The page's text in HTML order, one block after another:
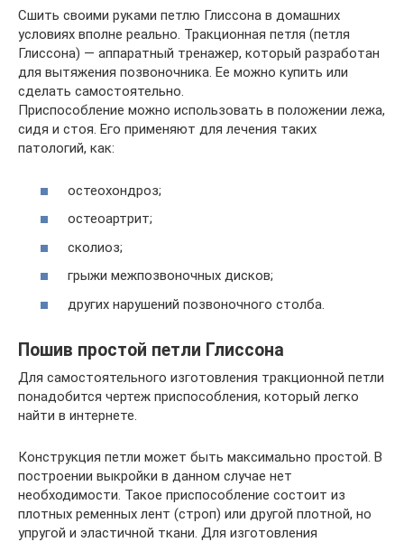
Сшить своими руками петлю Глиссона в домашних
условиях вполне реально. Тракционная петля (петля
Глиссона) — аппаратный тренажер, который разработан
для вытяжения позвоночника. Ее можно купить или
сделать самостоятельно.
Приспособление можно использовать в положении лежа,
сидя и стоя. Его применяют для лечения таких
патологий, как:
остеохондроз;
остеоартрит;
сколиоз;
грыжи межпозвоночных дисков;
других нарушений позвоночного столба.
Пошив простой петли Глиссона
Для самостоятельного изготовления тракционной петли
понадобится чертеж приспособления, который легко
найти в интернете.
Конструкция петли может быть максимально простой. В
построении выкройки в данном случае нет
необходимости. Такое приспособление состоит из
плотных ременных лент (строп) или другой плотной, но
упругой и эластичной ткани. Для изготовления